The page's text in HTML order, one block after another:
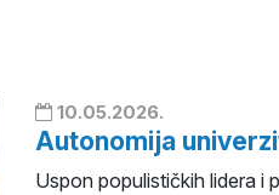
10.05.2026.
Autonomija
Uspon populističkih lidera i